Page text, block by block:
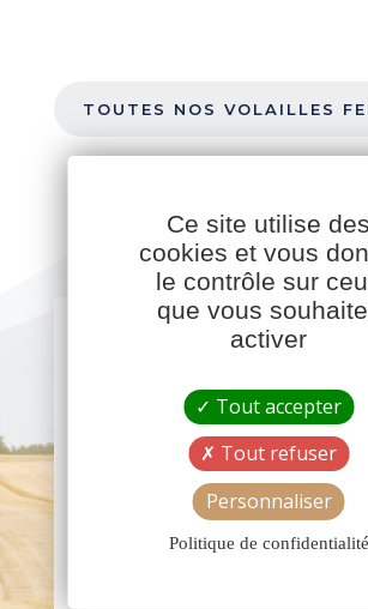
TOUTES NOS VOLAILLES
Les volailles
traditionnelles
d’Antigny, c’est
Ce site utilise des
cookies et vous
le contrôle sur
que vous
activer
Tout accepter
Tout refuser
Personnaliser
Politique de confidentialité